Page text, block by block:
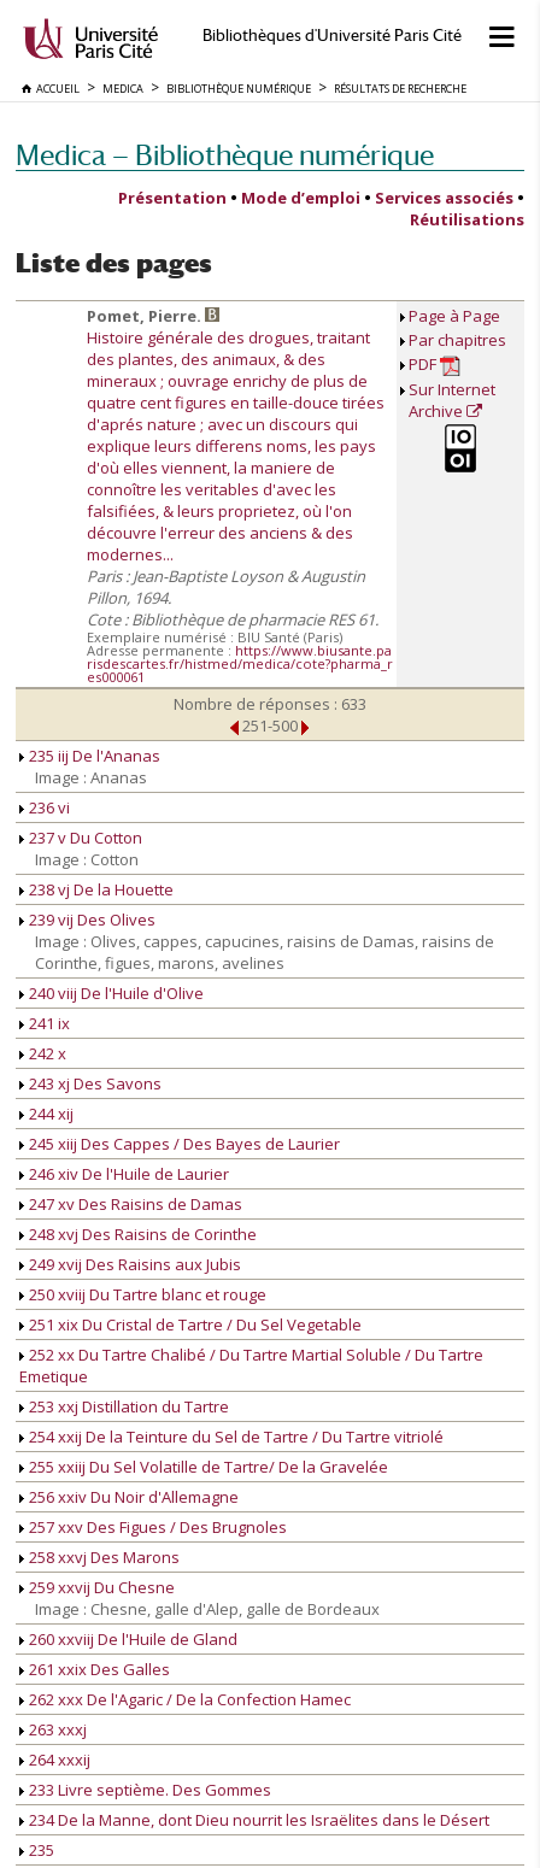
Bibliothèques d'Université Paris Cité
ACCUEIL MEDICA BIBLIOTHÈQUE NUMÉRIQUE RÉSULTATS DE RECHERCHE
Medica — Bibliothèque numérique
Présentation • Mode d’emploi • Services associés •
Réutilisations
Liste des pages
Pomet, Pierre.
Histoire générale des drogues, traitant
des plantes, des animaux, & des
mineraux ; ouvrage enrichy de plus de
quatre cent figures en taille-douce tirées
d'aprés nature ; avec un discours qui
explique leurs differens noms, les pays
d'où elles viennent, la maniere de
connoître les veritables d'avec les
falsifiées, & leurs proprietez, où l'on
découvre l'erreur des anciens & des
modernes...
Paris : Jean-Baptiste Loyson & Augustin
Pillon, 1694.
Cote : Bibliothèque de pharmacie RES 61.
Exemplaire numérisé : BIU Santé (Paris)
Adresse permanente : https://www.biusante.pa
risdescartes.fr/histmed/medica/cote?pharma_r
es000061
Page à Page
Par chapitres
PDF
Sur Internet
Archive
Nombre de réponses : 633
251-500
235 iij De l'Ananas
Image : Ananas
236 vi
237 v Du Cotton
Image : Cotton
238 vj De la Houette
239 vij Des Olives
Image : Olives, cappes, capucines, raisins de Damas, raisins de
Corinthe, figues, marons, avelines
240 viij De l'Huile d'Olive
241 ix
242 x
243 xj Des Savons
244 xij
245 xiij Des Cappes / Des Bayes de Laurier
246 xiv De l'Huile de Laurier
247 xv Des Raisins de Damas
248 xvj Des Raisins de Corinthe
249 xvij Des Raisins aux Jubis
250 xviij Du Tartre blanc et rouge
251 xix Du Cristal de Tartre / Du Sel Vegetable
252 xx Du Tartre Chalibé / Du Tartre Martial Soluble / Du Tartre
Emetique
253 xxj Distillation du Tartre
254 xxij De la Teinture du Sel de Tartre / Du Tartre vitriolé
255 xxiij Du Sel Volatille de Tartre/ De la Gravelée
256 xxiv Du Noir d'Allemagne
257 xxv Des Figues / Des Brugnoles
258 xxvj Des Marons
259 xxvij Du Chesne
Image : Chesne, galle d'Alep, galle de Bordeaux
260 xxviij De l'Huile de Gland
261 xxix Des Galles
262 xxx De l'Agaric / De la Confection Hamec
263 xxxj
264 xxxij
233 Livre septième. Des Gommes
234 De la Manne, dont Dieu nourrit les Israëlites dans le Désert
235